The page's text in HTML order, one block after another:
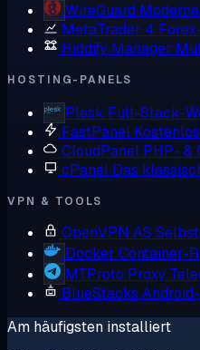
WireGuard
MetaTrader 4
Hiddify Manager
HOSTING-PANELS
Plesk Full-Stack-
FastPanel
CloudPanel PHP- &
cPanel Das
VPN & TOOLS
OpenVPN AS
Docker Container-
MTProto Proxy
BlueStacks
Am häufigsten installiert